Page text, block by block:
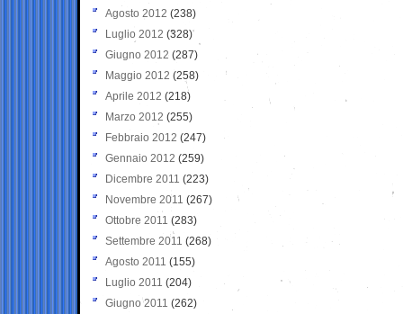
Agosto 2012 (238)
Luglio 2012 (328)
Giugno 2012 (287)
Maggio 2012 (258)
Aprile 2012 (218)
Marzo 2012 (255)
Febbraio 2012 (247)
Gennaio 2012 (259)
Dicembre 2011 (223)
Novembre 2011 (267)
Ottobre 2011 (283)
Settembre 2011 (268)
Agosto 2011 (155)
Luglio 2011 (204)
Giugno 2011 (262)